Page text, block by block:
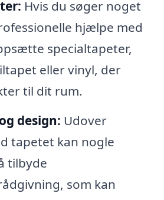
Hvis du søger noget
hjælpe med
specialtapeter,
eller vinyl, der
til dit rum.
design: Udover
tapetet kan nogle
tilbyde
som kan